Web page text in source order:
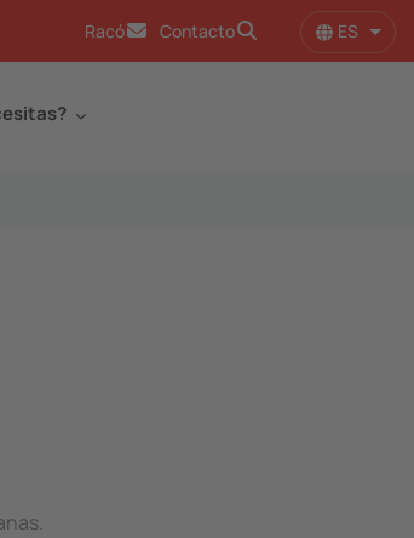
Racó Contacto ES